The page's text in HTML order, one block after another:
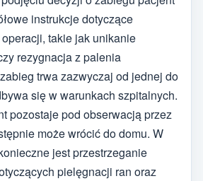
instrukcje dotyczące
takie jak unikanie
rezygnacja z palenia
trwa zazwyczaj od jednej do
się w warunkach szpitalnych.
pozostaje pod obserwacją przez
może wrócić do domu. W
jest przestrzeganie
pielęgnacji ran oraz